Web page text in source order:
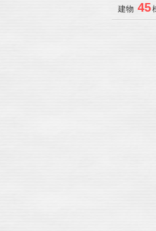
建物 45